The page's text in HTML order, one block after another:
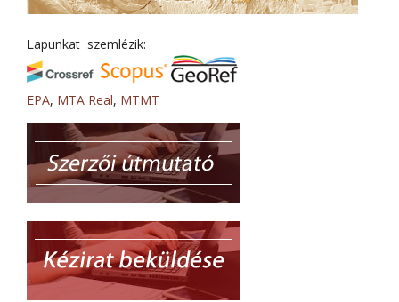
Lapunkat szemlézik:
EPA, MTA Real, MTMT